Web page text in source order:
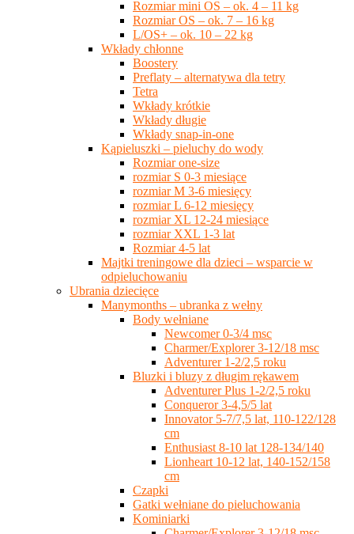
Rozmiar mini OS – ok. 4 – 11 kg
Rozmiar OS – ok. 7 – 16 kg
L/OS+ – ok. 10 – 22 kg
Wkłady chłonne
Boostery
Preflaty – alternatywa dla tetry
Tetra
Wkłady krótkie
Wkłady długie
Wkłady snap-in-one
Kąpieluszki – pieluchy do wody
Rozmiar one-size
rozmiar S 0-3 miesiące
rozmiar M 3-6 miesięcy
rozmiar L 6-12 miesięcy
rozmiar XL 12-24 miesiące
rozmiar XXL 1-3 lat
Rozmiar 4-5 lat
Majtki treningowe dla dzieci – wsparcie w
odpieluchowaniu
Ubrania dziecięce
Manymonths – ubranka z wełny
Body wełniane
Newcomer 0-3/4 msc
Charmer/Explorer 3-12/18 msc
Adventurer 1-2/2,5 roku
Bluzki i bluzy z długim rękawem
Adventurer Plus 1-2/2,5 roku
Conqueror 3-4,5/5 lat
Innovator 5-7/7,5 lat, 110-122/128
cm
Enthusiast 8-10 lat 128-134/140
Lionheart 10-12 lat, 140-152/158
cm
Czapki
Gatki wełniane do pieluchowania
Kominiarki